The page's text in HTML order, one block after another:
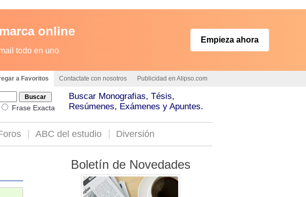
online
todo en uno
Empieza ahora
a Favoritos Contactate con nosotros Publicidad en Alipso.com
Frase Exacta
Buscar Monografias, Tésis,
Resúmenes, Exámenes y Apuntes.
ABC del estudio Diversión
Boletín de Novedades